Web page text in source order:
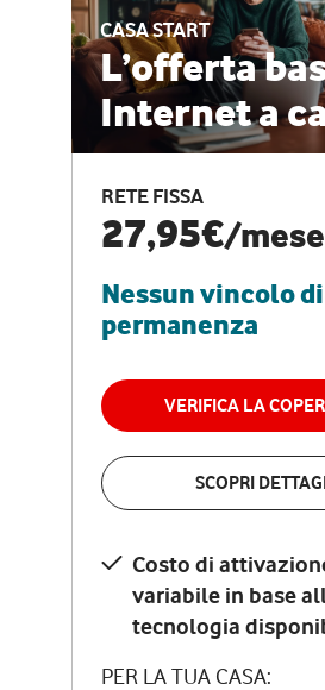
CASA START
L’offerta
Internet a
RETE FISSA
27,95€/mese
Nessun vincolo di
permanenza
VERIFICA LA
SCOPRI
Costo di
variabile in base
tecnologia
PER LA TUA CASA:
ESCLUSIVA ONLINE
CASA PRO
Internet
RETE FISSA +
29,95€
permanenza
VERIFICA
Costo di
variabile in
tecnologia
PER LA TUA CASA: